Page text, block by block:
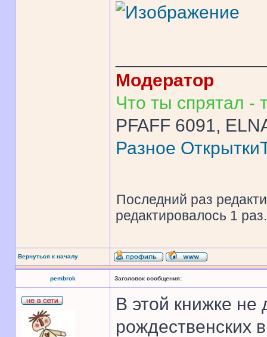
Модератор
Что ты спрятал -
PFAFF 6091,
Разное Открытки
Последний раз
редактировалось 1 раз.
Вернуться к началу
pembrok Заголовок сообщения:
В этой книжке не
рождественских